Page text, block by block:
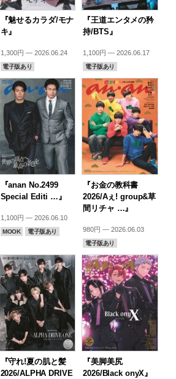
『魅せるカラダ/モナ
キ』
1,300円 — 2026.06.24
電子版あり
『王道エンタメの矜
持/BTS』
1,100円 — 2026.06.17
電子版あり
『anan No.2499
Special Editi …』
1,100円 — 2026.06.10
MOOK 電子版あり
『お金の教科書
2026/Aぇ! group&草
間リチャ …』
980円 — 2026.06.03
電子版あり
『守れ!夏の肌と髪
2026/ALPHA DRIVE
『美脚美尻
2026/Black onyX』